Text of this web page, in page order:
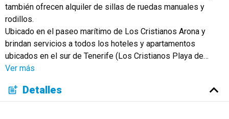
también ofrecen alquiler de sillas de ruedas manuales y
rodillos.
Ubicado en el paseo marítimo de Los Cristianos Arona y
brindan servicios a todos los hoteles y apartamentos
ubicados en el sur de Tenerife (Los Cristianos Playa de…
Ver más
Detalles